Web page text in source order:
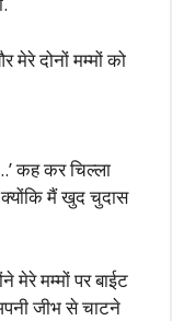
मेरे दोनों मम्मों को
कह कर चिल्ला
क्योंकि मैं खुद चुदास
मेरे मम्मों पर बाईट
जीभ से चाटने